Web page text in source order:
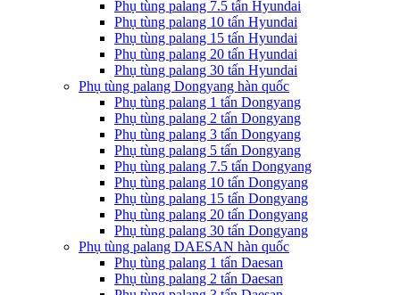
Phụ tùng palang 7.5 tấn Hyundai
Phụ tùng palang 10 tấn Hyundai
Phụ tùng palang 15 tấn Hyundai
Phụ tùng palang 20 tấn Hyundai
Phụ tùng palang 30 tấn Hyundai
Phụ tùng palang Dongyang hàn quốc
Phụ tùng palang 1 tấn Dongyang
Phụ tùng palang 2 tấn Dongyang
Phụ tùng palang 3 tấn Dongyang
Phụ tùng palang 5 tấn Dongyang
Phụ tùng palang 7.5 tấn Dongyang
Phụ tùng palang 10 tấn Dongyang
Phụ tùng palang 15 tấn Dongyang
Phụ tùng palang 20 tấn Dongyang
Phụ tùng palang 30 tấn Dongyang
Phụ tùng palang DAESAN hàn quốc
Phụ tùng palang 1 tấn Daesan
Phụ tùng palang 2 tấn Daesan